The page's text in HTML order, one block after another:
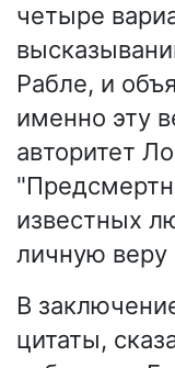
четыре
Рабле, и
именно эту
авторитет
известных
личную веру
В
цитаты,